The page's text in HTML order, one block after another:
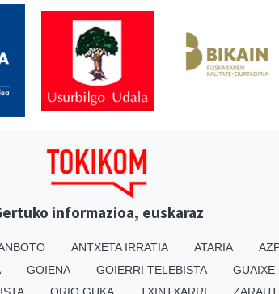
informazioa, euskaraz
ANTXETA IRRATIA ATARIA
GOIENA GOIERRI TELEBISTA GUAIXE